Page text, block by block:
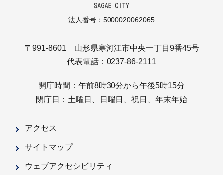
法人番号：5000020062065
〒991-8601 山形県寒河江市中央一丁目9番45号
代表電話：0237-86-2111
開庁時間：午前8時30分から午後5時15分
閉庁日：土曜日、日曜日、祝日、年末年始
アクセス
サイトマップ
ウェブアクセシビリティ